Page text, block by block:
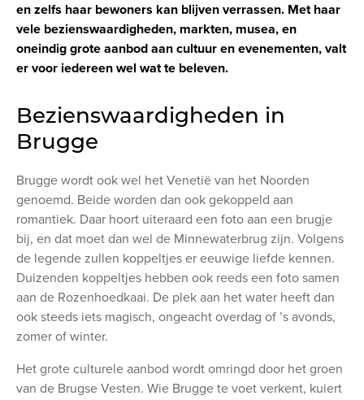
en zelfs haar bewoners kan blijven verrassen. Met haar
vele bezienswaardigheden, markten, musea, en
oneindig grote aanbod aan cultuur en evenementen, valt
er voor iedereen wel wat te beleven.
Bezienswaardigheden in
Brugge
Brugge wordt ook wel het Venetië van het Noorden
genoemd. Beide worden dan ook gekoppeld aan
romantiek. Daar hoort uiteraard een foto aan een brugje
bij, en dat moet dan wel de Minnewaterbrug zijn. Volgens
de legende zullen koppeltjes er eeuwige liefde kennen.
Duizenden koppeltjes hebben ook reeds een foto samen
aan de Rozenhoedkaai. De plek aan het water heeft dan
ook steeds iets magisch, ongeacht overdag of ’s avonds,
zomer of winter.
Het grote culturele aanbod wordt omringd door het groen
van de Brugse Vesten. Wie Brugge te voet verkent, kuiert